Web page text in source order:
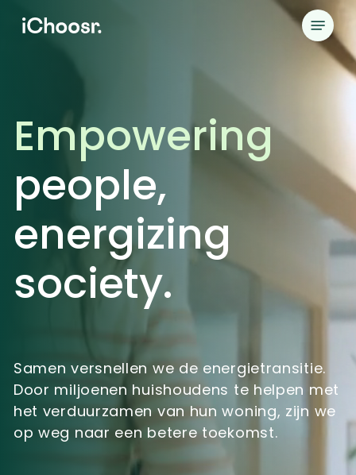
Menu
Empowering
people,
energizing
society.
Samen versnellen we de energietransitie.
Door miljoenen huishoudens te helpen met
het verduurzamen van hun woning, zijn we
op weg naar een beteretoekomst.